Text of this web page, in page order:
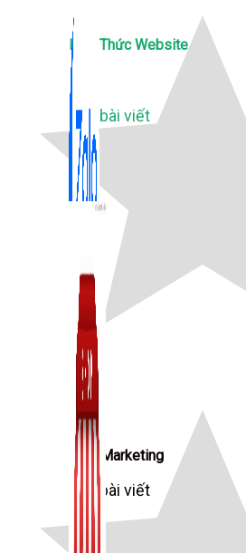
Zalo Marketing
104 bài viết
New
Kiến Thức Website
309 bài viết